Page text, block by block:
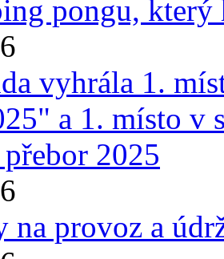
pongu,
vyhrála 1.
a 1. místo v
2025
na provoz a